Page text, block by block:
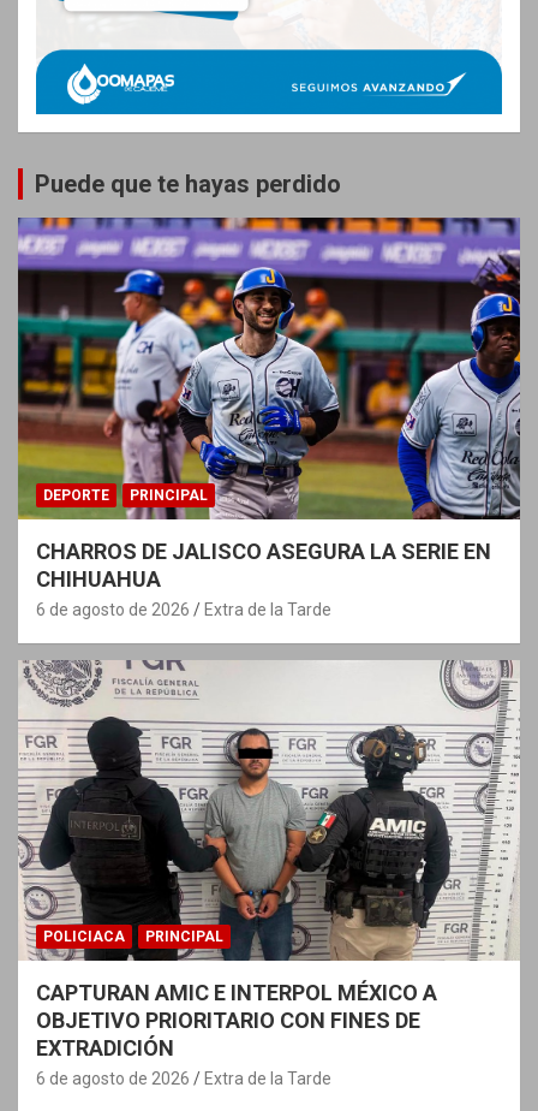
Puede que te hayas perdido
DEPORTE PRINCIPAL
CHARROS DE JALISCO ASEGURA LA SERIE EN
CHIHUAHUA
6 de agosto de 2026 Extra de la Tarde
POLICIACA PRINCIPAL
CAPTURAN AMIC E INTERPOL MÉXICO A
OBJETIVO PRIORITARIO CON FINES DE
EXTRADICIÓN
6 de agosto de 2026 Extra de la Tarde